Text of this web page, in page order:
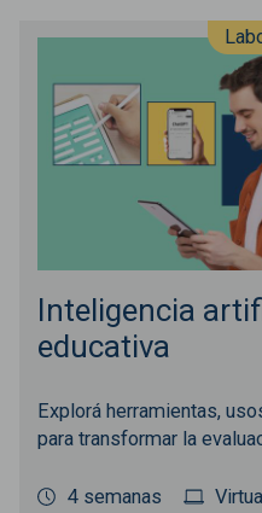
Inteligencia
educativa
Explorá herramientas,
para transformar la
4 semanas Virtual